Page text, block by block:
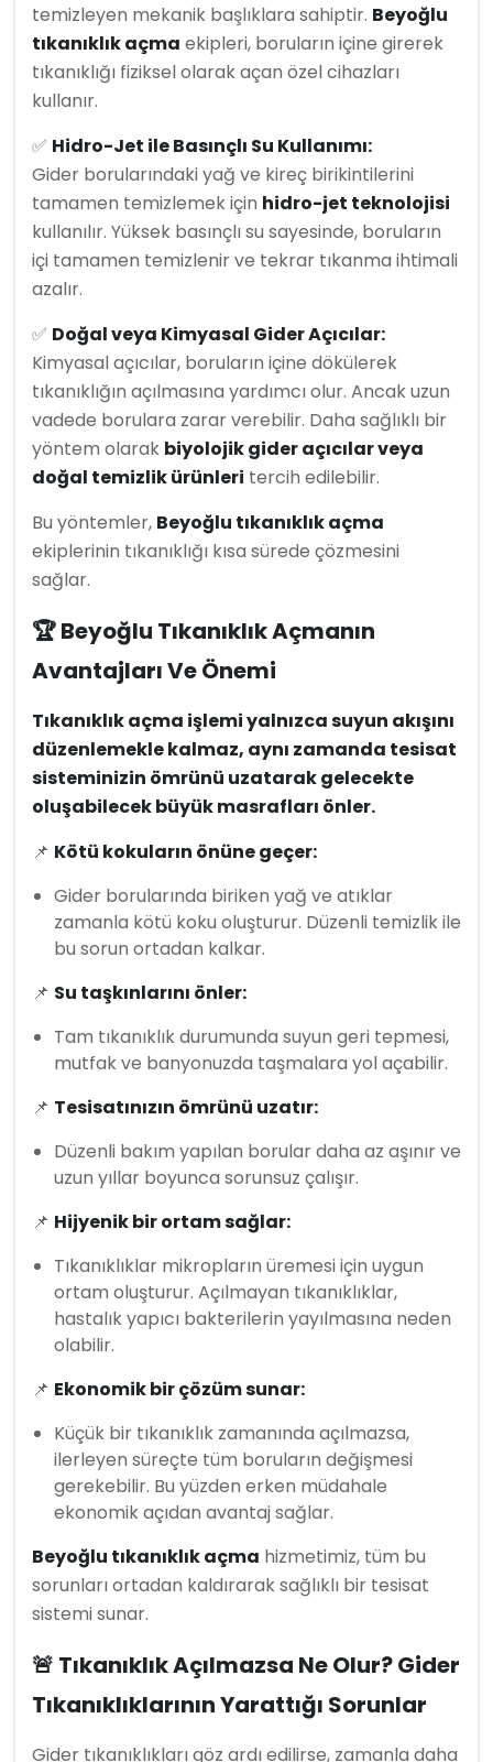
temizleyen mekanik başlıklara sahiptir. Beyoğlu
tıkanıklık açma ekipleri, boruların içine girerek
tıkanıklığı fiziksel olarak açan özel cihazları
kullanır.
✅ Hidro-Jet ile Basınçlı Su Kullanımı:
Gider borularındaki yağ ve kireç birikintilerini
tamamen temizlemek için hidro-jet teknolojisi
kullanılır. Yüksek basınçlı su sayesinde, boruların
içi tamamen temizlenir ve tekrar tıkanma ihtimali
azalır.
✅ Doğal veya Kimyasal Gider Açıcılar:
Kimyasal açıcılar, boruların içine dökülerek
tıkanıklığın açılmasına yardımcı olur. Ancak uzun
vadede borulara zarar verebilir. Daha sağlıklı bir
yöntem olarak biyolojik gider açıcılar veya
doğal temizlik ürünleri tercih edilebilir.
Bu yöntemler, Beyoğlu tıkanıklık açma
ekiplerinin tıkanıklığı kısa sürede çözmesini
sağlar.
🏆 Beyoğlu Tıkanıklık Açmanın
Avantajları Ve Önemi
Tıkanıklık açma işlemi yalnızca suyun akışını
düzenlemekle kalmaz, aynı zamanda tesisat
sisteminizin ömrünü uzatarak gelecekte
oluşabilecek büyük masrafları önler.
📌 Kötü kokuların önüne geçer:
Gider borularında biriken yağ ve atıklar
zamanla kötü koku oluşturur. Düzenli temizlik ile
bu sorun ortadan kalkar.
📌 Su taşkınlarını önler:
Tam tıkanıklık durumunda suyun geri tepmesi,
mutfak ve banyonuzda taşmalara yol açabilir.
📌 Tesisatınızın ömrünü uzatır:
Düzenli bakım yapılan borular daha az aşınır ve
uzun yıllar boyunca sorunsuz çalışır.
📌 Hijyenik bir ortam sağlar:
Tıkanıklıklar mikropların üremesi için uygun
ortam oluşturur. Açılmayan tıkanıklıklar,
hastalık yapıcı bakterilerin yayılmasına neden
olabilir.
📌 Ekonomik bir çözüm sunar:
Küçük bir tıkanıklık zamanında açılmazsa,
ilerleyen süreçte tüm boruların değişmesi
gerekebilir. Bu yüzden erken müdahale
ekonomik açıdan avantaj sağlar.
Beyoğlu tıkanıklık açma hizmetimiz, tüm bu
sorunları ortadan kaldırarak sağlıklı bir tesisat
sistemi sunar.
🚨 Tıkanıklık Açılmazsa Ne Olur? Gider
Tıkanıklıklarının Yarattığı Sorunlar
Gider tıkanıklıkları göz ardı edilirse, zamanla daha